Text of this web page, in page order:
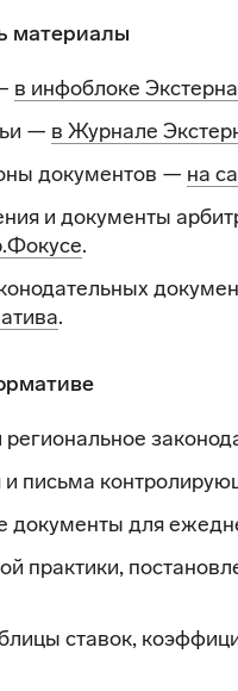
материалы
в инфоблоке Экстерна
— в Журнале
документов — на
и документы
.
.
письма
для
практики,
ставок,